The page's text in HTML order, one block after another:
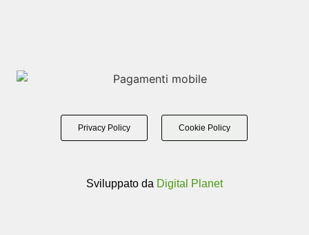
Privacy Policy Cookie Policy
Sviluppato da Digital Planet